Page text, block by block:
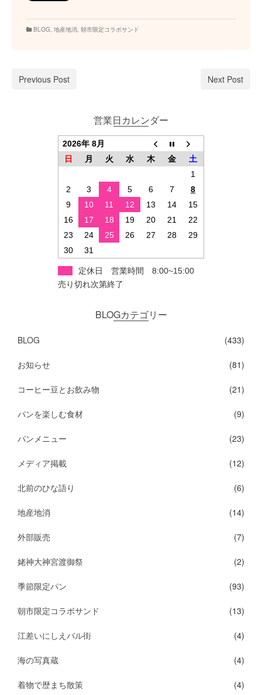
BLOG 地産地消 朝市限定コラボサンド
Previous Post Next Post
営業日カレンダー
2026年 8月
日
月 火 水 木 金
土
1
2
3 4 5 6 7
8
9
10 11 12 13 14
15
16
17 18 19 20 21
22
23
24 25 26 27 28
29
30
31
定休日 営業時間 8:00~15:00
売り切れ次第終了
BLOGカテゴリー
BLOG (433)
お知らせ (81)
コーヒー豆とお飲み物 (21)
パンを楽しむ食材 (9)
パンメニュー (23)
メディア掲載 (12)
北前のひな語り (6)
地産地消 (14)
外部販売 (7)
姥神大神宮渡御祭 (2)
季節限定パン (93)
朝市限定コラボサンド (13)
江差いにしえバル街 (4)
海の写真蔵 (4)
着物で歴まち散策 (4)